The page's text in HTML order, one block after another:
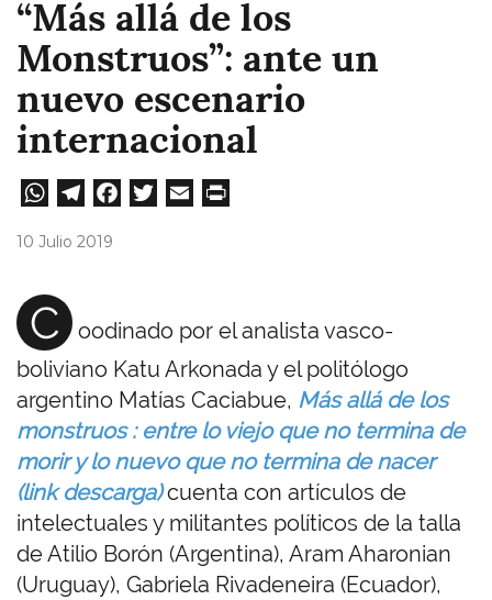
“Más allá de los
Monstruos”: ante un
nuevo escenario
internacional
W
A
pp
Te
m
Fa
10 Julio 2019
C
oodinado por el analista vasco-
boliviano Katu Arkonada y el politólogo
argentino Matías Caciabue, Más allá de los
monstruos : entre lo viejo que no termina de
morir y lo nuevo que no termina de nacer
(link descarga)cuenta con artículos de
intelectuales y militantes políticos de la talla
de Atilio Borón (Argentina), Aram Aharonian
(Uruguay), Gabriela Rivadeneira (Ecuador),